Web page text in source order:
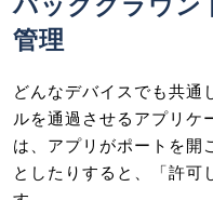
管理
どんなデバイスでも共通
ルを通過させるアプリケ
は、アプリがポートを開
としたりすると、「許可